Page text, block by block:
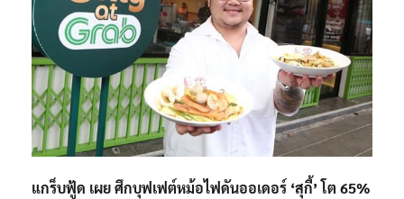
แกร็บฟู้ด เผย ศึกบุฟเฟต์หม้อไฟดันออเดอร์ ‘สุกี้’ โต 65%